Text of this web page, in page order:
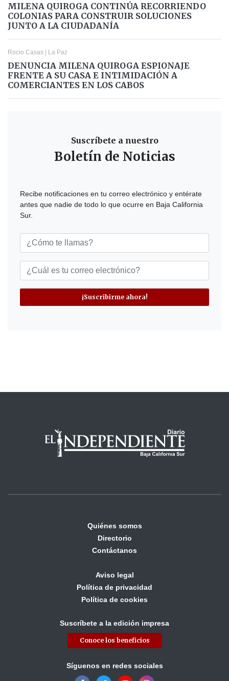
MILENA QUIROGA CONTINÚA RECORRIENDO
COLONIAS PARA CONSTRUIR SOLUCIONES
JUNTO A LA CIUDADANÍA
Rocio Casas | La Paz
DENUNCIA MILENA QUIROGA ESPIONAJE
FRENTE A SU CASA E INTIMIDACIÓN A
COMERCIANTES EN LOS CABOS
Suscríbete a nuestro
Boletín de Noticias
Recibe notificaciones en tu correo electrónico y entérate
antes que nadie de todo lo que ocurre en Baja California
Sur.
¡Suscribirme ahora!
Quiénes somos
Directorio
Contáctanos
Aviso legal
Política de privacidad
Política de cookies
Suscríbete a la edición impresa
Conoce los beneficios
Síguenos en redes sociales